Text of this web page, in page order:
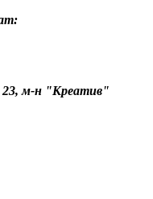
23, м-н "Креатив"